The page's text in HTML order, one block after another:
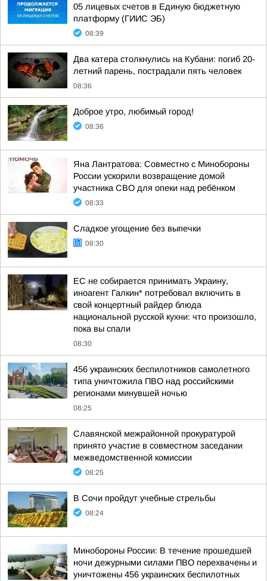
05 лицевых счетов в Единую бюджетную
платформу (ГИИС ЭБ)
08:39
Два катера столкнулись на Кубани: погиб 20-
летний парень, пострадали пять человек
08:36
Доброе утро, любимый город!
08:36
Яна Лантратова: Совместно с Минобороны
России ускорили возвращение домой
участника СВО для опеки над ребёнком
08:33
Сладкое угощение без выпечки
08:30
ЕС не собирается принимать Украину,
иноагент Галкин* потребовал включить в
свой концертный райдер блюда
национальной русской кухни: что произошло,
пока вы спали
08:30
456 украинских беспилотников самолетного
типа уничтожила ПВО над российскими
регионами минувшей ночью
08:25
Славянской межрайонной прокуратурой
принято участие в совместном заседании
межведомственной комиссии
08:25
В Сочи пройдут учебные стрельбы
08:24
Минобороны России: В течение прошедшей
ночи дежурными силами ПВО перехвачены и
уничтожены 456 украинских беспилотных